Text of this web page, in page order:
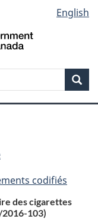
English
codifiés
des cigarettes
103)